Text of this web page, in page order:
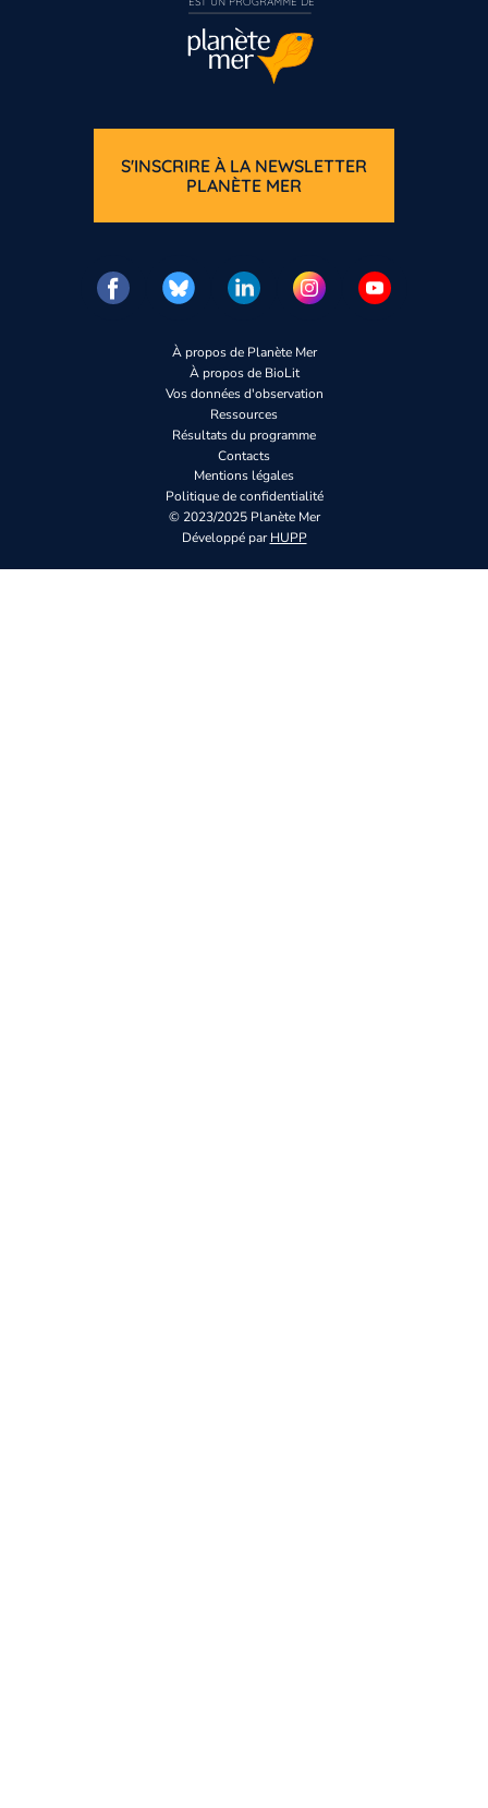
À propos de Planète Mer
À propos de BioLit
Vos données d'observation
Ressources
Résultats du programme
Contacts
Mentions légales
Politique de confidentialité
© 2023/2025 Planète Mer
Développé parHUPP
S'INSCRIRE À LA NEWSLETTER
PLANÈTE MER